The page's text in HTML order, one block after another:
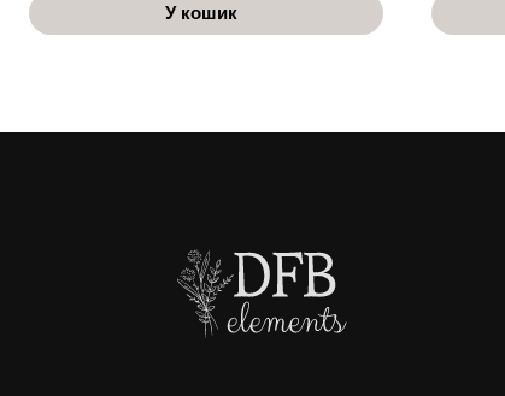
У кошик